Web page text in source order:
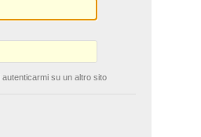
su un altro sito